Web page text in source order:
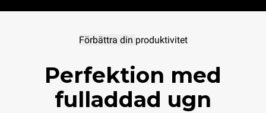
Förbättra din produktivitet
Perfektion med
fulladdad ugn